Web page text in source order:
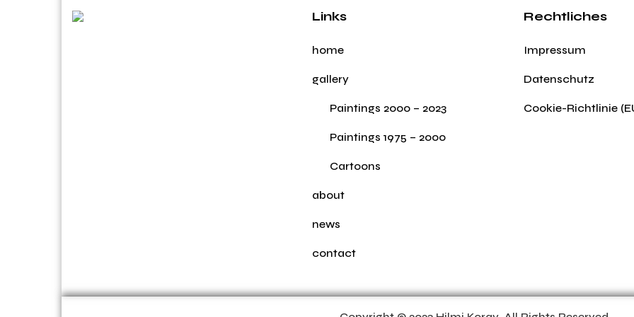
Links
home
gallery
Paintings 2000 – 2023
Paintings 1975 – 2000
Cartoons
about
news
contact
Rechtliches
Impressum
Datenschutz
Cookie-Richtlinie